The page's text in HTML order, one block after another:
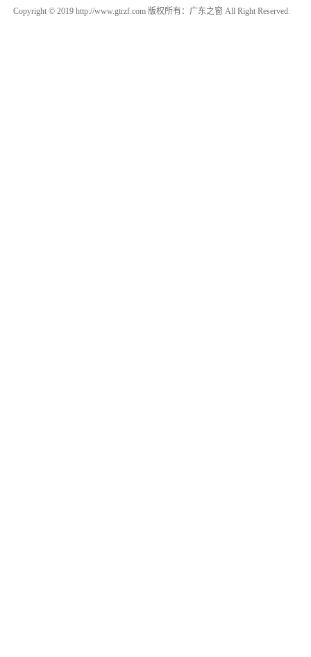
Copyright © 2019 http://www.gtrzf.com 版权所有：广东之窗 All Right Reserved.